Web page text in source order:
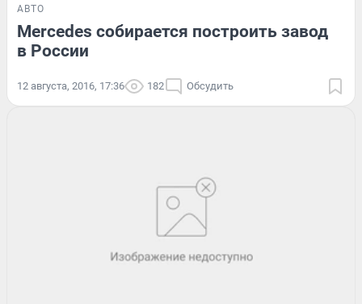
АВТО
Mercedes собирается построить завод
в России
12 августа, 2016, 17:36 182 Обсудить